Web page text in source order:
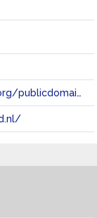
https://creativecommons.org/publicdomain/zero/1.0/